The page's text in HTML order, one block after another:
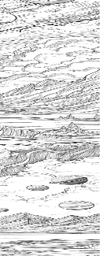
向け高度な
険、エイリ
ト塗り絵ペ
、女性向け
冒険 リラク
えページ 大
りえデイブ